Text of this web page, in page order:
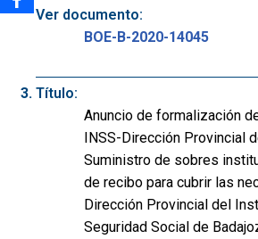
Ver documento:
BOE-B-2020-14045
Título:
Anuncio de formalización
INSS-Dirección Provincial
Suministro de sobres
de recibo para cubrir las
Dirección Provincial del
Seguridad Social de